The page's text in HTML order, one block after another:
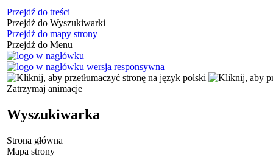
Przejdź do treści
Przejdź do Wyszukiwarki
Przejdź do mapy strony
Przejdź do Menu
Zatrzymaj animacje
Wyszukiwarka
Strona główna
Mapa strony